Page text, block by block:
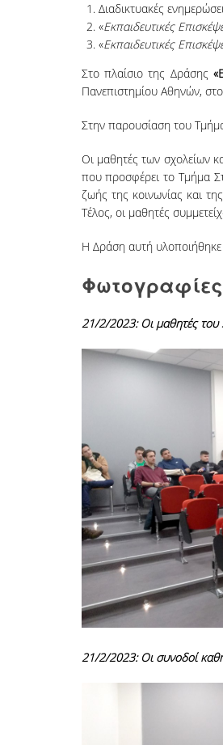
Διαδικτυακές
«Εκπαιδευτικές
«Εκπαιδευτικές
Στo πλαίσιο της Δράσης
Πανεπιστημίου Αθηνών,
Στην παρουσίαση του
Οι μαθητές των σχολείων
που προσφέρει το Τμήμα
ζωής της κοινωνίας και
Τέλος, οι μαθητές
Η Δράση αυτή υλοποιήθηκε
21/2/2023: Οι μαθητές του
21/2/2023: Οι συνοδοί